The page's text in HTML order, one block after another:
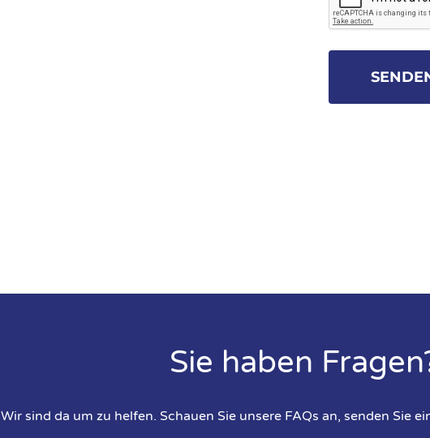
Sie haben
Wir sind da um zu helfen. Schauen Sie unsere FAQs an, senden Sie